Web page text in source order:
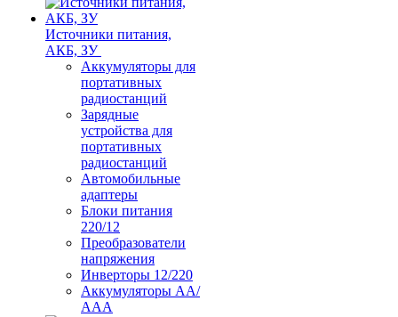
Источники питания,
АКБ, ЗУ
Аккумуляторы для
портативных
радиостанций
Зарядные
устройства для
портативных
радиостанций
Автомобильные
адаптеры
Блоки питания
220/12
Преобразователи
напряжения
Инверторы 12/220
Аккумуляторы АА/
ААА